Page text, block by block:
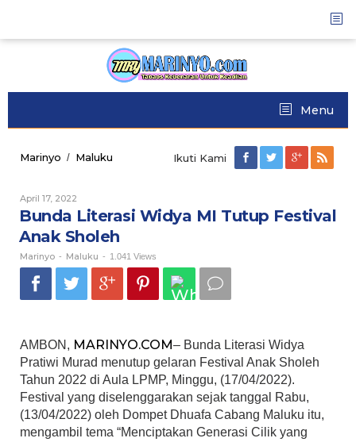
content
Menu
Marinyo / Maluku
Tutup
Festival
Anak
Sholeh
Ikuti Kami
April 17, 2022
Marinyo
Bunda Literasi Widya MI Tutup Festival
Anak Sholeh
Marinyo - Maluku - 1.041 Views
AMBON, MARINYO.COM– Bunda Literasi Widya
Pratiwi Murad menutup gelaran Festival Anak Sholeh
Tahun 2022 di Aula LPMP, Minggu, (17/04/2022).
Festival yang diselenggarakan sejak tanggal Rabu,
(13/04/2022) oleh Dompet Dhuafa Cabang Maluku itu,
mengambil tema “Menciptakan Generasi Cilik yang